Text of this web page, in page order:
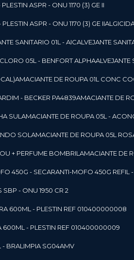
ASPR - ONU 1170 (3) GE II
ASPR - ONU 1170 (3) GE II
SANITARIO 01L - AIC ALVEJANTE
05L - BENFORT ALPHA
AMACIANTE DE ROUPA 01L CONC
- BECKER PA4839 AMACIANTE DE
SUL AMACIANTE DE ROUPA 05L -
SOL AMACIANTE DE ROUPA 05L
+ PERFUME BOMBRIL AMACIANTE DE
450G - SECAR ANTI-MOFO 450G REFIL
SBP - ONU 1950 CR 2
600ML - PLESTIN REF 010400000008
600ML - PLESTIN REF 010400000009
- BRALIMPIA SG04AMV